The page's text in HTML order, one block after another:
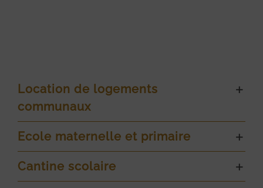
Location de logements
communaux
Ecole maternelle et primaire
Cantine scolaire